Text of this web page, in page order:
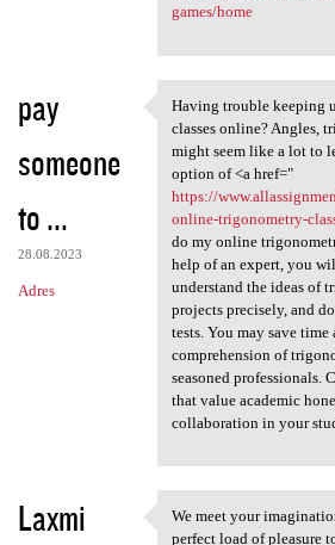
games/home
pay
someone
to ...
28.08.2023
Adres
Having trouble
Having trouble keeping
classes online? Angles,
might seem like a lot to
option of <a href="
https://
online-trigonometry-
do my online
help of an expert, you
understand the ideas of
projects precisely, and
tests. You may save
comprehension of
seasoned professionals.
that value academic
collaboration in your
Laxmi We meet your
We meet your
perfect load of pleasure